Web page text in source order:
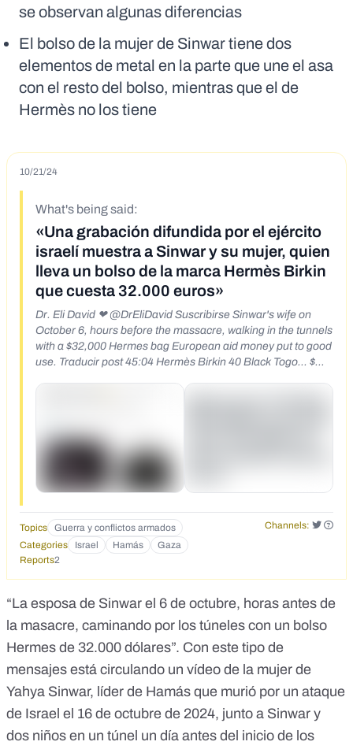
se observan algunas diferencias
El bolso de la mujer de Sinwar tiene dos
elementos de metal en la parte que une el asa
con el resto del bolso, mientras que el de
Hermès no los tiene
10/21/24
What's being said:
«Una grabación difundida por el ejército
israelí muestra a Sinwar y su mujer, quien
lleva un bolso de la marca Hermès Birkin
que cuesta 32.000 euros»
Dr. Eli David ❤ @DrEliDavid Suscribirse Sinwar's wife on
October 6, hours before the massacre, walking in the tunnels
with a $32,000 Hermes bag European aid money put to good
use. Traducir post 45:04 Hermès Birkin 40 Black Togo... $
Topics Guerra y conflictos armados
Channels:
Categories
Israel Hamás
Gaza
Reports2
“La esposa de Sinwar el 6 de octubre, horas antes de
la masacre, caminando por los túneles con un bolso
Hermes de 32.000 dólares”. Con este tipo de
mensajes está circulando un vídeo de la mujer de
Yahya Sinwar, líder de Hamás que murió por un ataque
de Israel el 16 de octubre de 2024, junto a Sinwar y
dos niños en un túnel un día antes del inicio de los